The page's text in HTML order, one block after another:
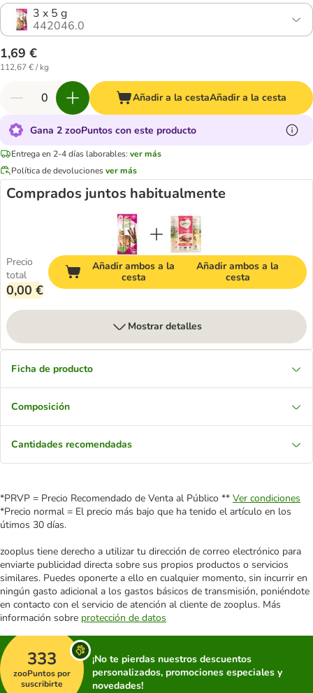
3 x 5 g
442046.0
1,69 €
112,67 € / kg
Añadir a la cestaAñadir a la cesta
Gana 2 zooPuntos con este producto
Entrega en 2-4 días laborables: ver más
Política de devolucionesver más
Comprados juntos habitualmente
Precio
total
0,00 €
Añadir ambos a la
cesta
Añadir ambos a la
cesta
Mostrar detalles
Ficha de producto
Composición
Cantidades recomendadas
*PRVP = Precio Recomendado de Venta al Público ** Ver condiciones
*Precio normal = El precio más bajo que ha tenido el artículo en los
útimos 30 días.
zooplus tiene derecho a utilizar tu dirección de correo electrónico para
enviarte publicidad directa sobre sus propios productos o servicios
similares. Puedes oponerte a ello en cualquier momento, sin incurrir en
ningún gasto adicional a los gastos básicos de transmisión, poniéndote
en contacto con el servicio de atención al cliente de zooplus. Más
información sobre protección de datos
333
zooPuntos por
suscribirte
¡No te pierdas nuestros descuentos
personalizados, promociones especiales y
novedades!